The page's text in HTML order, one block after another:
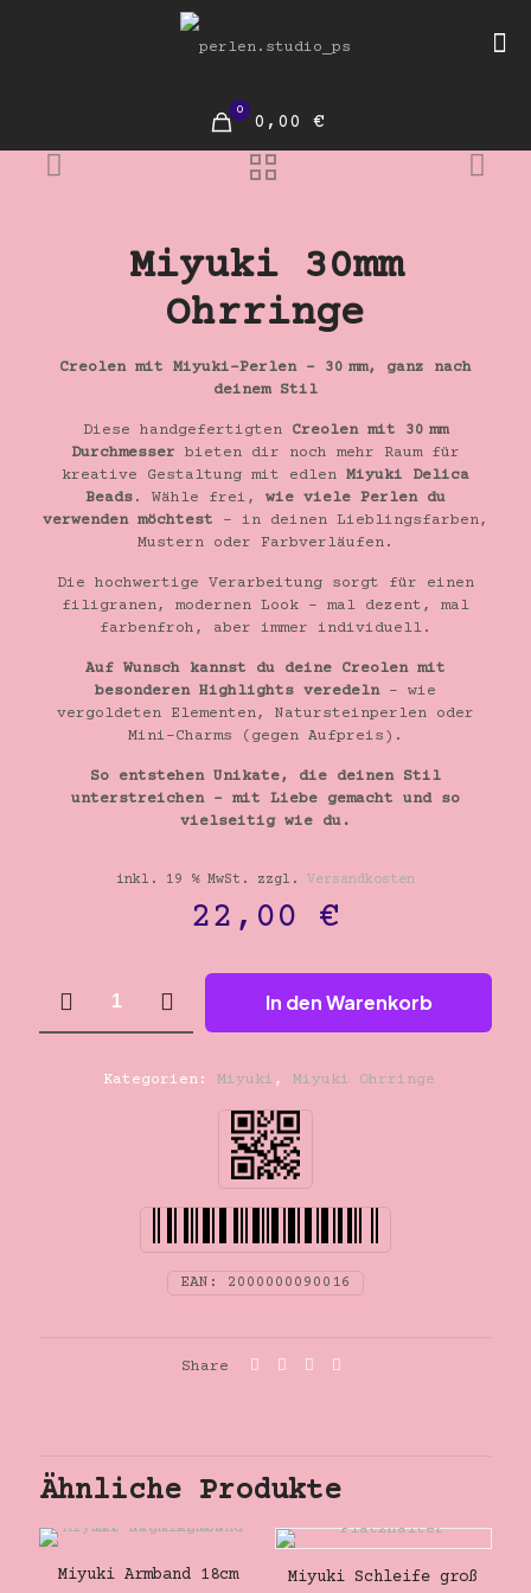
0
0,00 €
Miyuki 30mm
Ohrringe
Creolen mit Miyuki-Perlen – 30 mm, ganz nach
deinem Stil
Diese handgefertigten Creolen mit 30 mm
Durchmesser bieten dir noch mehr Raum für
kreative Gestaltung mit edlen Miyuki Delica
Beads . Wähle frei, wie viele Perlen du
verwenden möchtest – in deinen Lieblingsfarben,
Mustern oder Farbverläufen.
Die hochwertige Verarbeitung sorgt für einen
filigranen, modernen Look – mal dezent, mal
farbenfroh, aber immer individuell.
Auf Wunsch kannst du deine Creolen mit
besonderen Highlights veredeln– wie
vergoldeten Elementen, Natursteinperlen oder
Mini-Charms (gegen Aufpreis).
So entstehen Unikate, die deinen Stil
unterstreichen – mit Liebe gemacht und so
vielseitig wie du.
inkl. 19 % MwSt. zzgl. Versandkosten
22,00 €
In den Warenkorb
EAN: 2000000090016
Kategorien: Miyuki , Miyuki Ohrringe
Share
Ähnliche Produkte
Miyuki Armband 18cm Miyuki Schleife groß